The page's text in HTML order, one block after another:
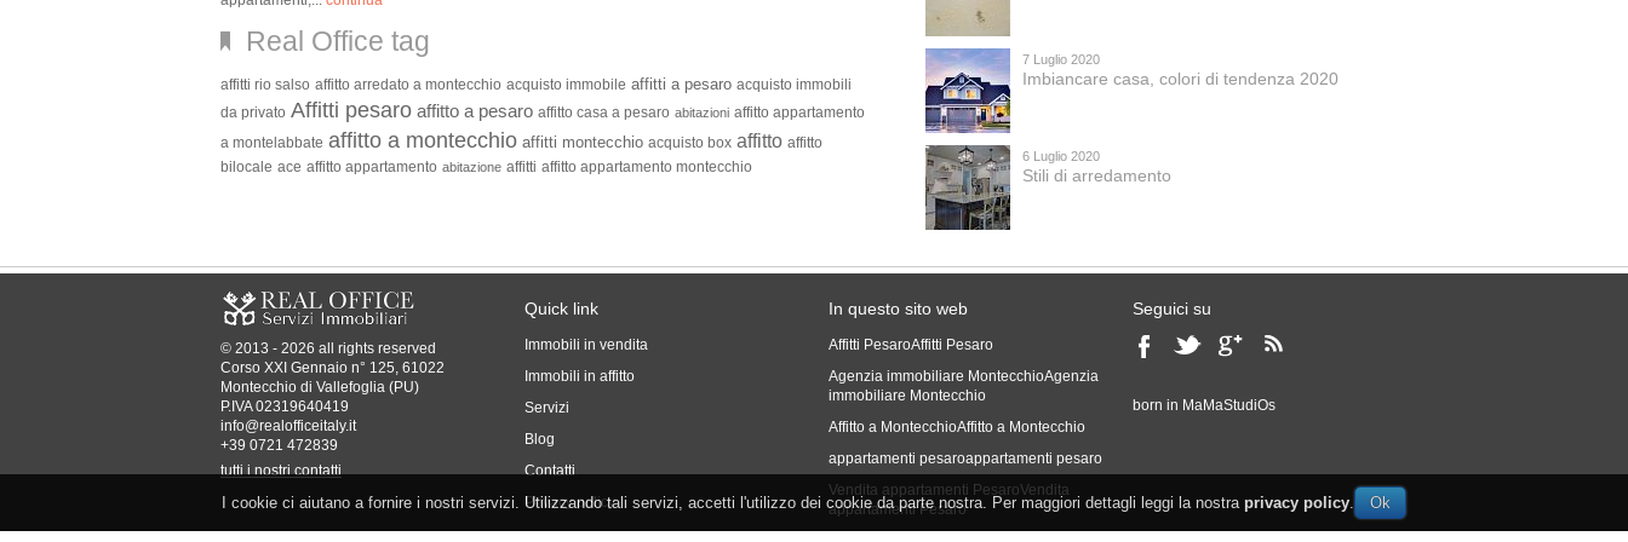
Real Office tag
affitti rio salso affitto arredato a montecchio acquisto immobile affitti a pesaro acquisto immobili
da privato Affitti pesaro affitto a pesaro affitto casa a pesaro abitazioni affitto appartamento
a montelabbate affitto a montecchio affitti montecchio acquisto box affitto affitto
bilocale ace affitto appartamento abitazione affitti affitto appartamento montecchio
7 Luglio 2020
Imbiancare casa, colori di tendenza 2020
6 Luglio 2020
Stili di arredamento
© 2013 - 2026 all rights reserved
Corso XXI Gennaio n° 125, 61022
Montecchio di Vallefoglia (PU)
P.IVA 02319640419
info@realofficeitaly.it
+39 0721 472839
tutti i nostri contatti
Quick link
Immobili in vendita
Immobili in affitto
Servizi
Blog
Contatti
Privacy policy
In questo sito web
Affitti PesaroAffitti Pesaro
Agenzia immobiliare MontecchioAgenzia
immobiliare Montecchio
Affitto a MontecchioAffitto a Montecchio
appartamenti pesaroappartamenti pesaro
Vendita appartamenti PesaroVendita
appartamenti Pesaro
Seguici su
born in MaMaStudiOs
I cookie ci aiutano a fornire i nostri servizi. Utilizzando tali servizi, accetti l'utilizzo dei cookie da parte nostra. Per maggiori dettagli leggi la nostra privacy policy.